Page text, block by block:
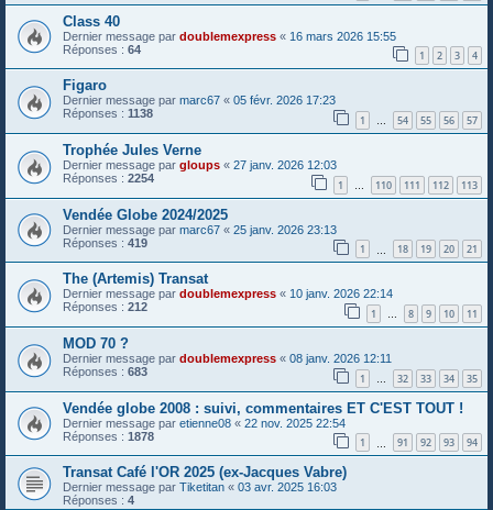
Class 40
Dernier message par doublemexpress « 16 mars 2026 15:55
Réponses : 64 1 2 3 4
Figaro
Dernier message par marc67 « 05 févr. 2026 17:23
Réponses : 1138 1 … 54 55 56 57
Trophée Jules Verne
Dernier message par gloups « 27 janv. 2026 12:03
Réponses : 2254 1 … 110 111 112 113
Vendée Globe 2024/2025
Dernier message par marc67 « 25 janv. 2026 23:13
Réponses : 419 1 18 19 20 21
The (Artemis) Transat
Dernier message par doublemexpress « 10 janv. 2026 22:14
Réponses : 212 1 … 8 9 10 11
MOD 70 ?
Dernier message par doublemexpress « 08 janv. 2026 12:11
Réponses : 683 1 32 33 34 35
Vendée globe 2008 : suivi, commentaires ET C'EST TOUT !
Dernier message par etienne08 « 22 nov. 2025 22:54
Réponses : 1878 1 91 92 93 94
Transat Café l'OR 2025 (ex-Jacques Vabre)
Dernier message par Tiketitan « 03 avr. 2025 16:03
Réponses : 4